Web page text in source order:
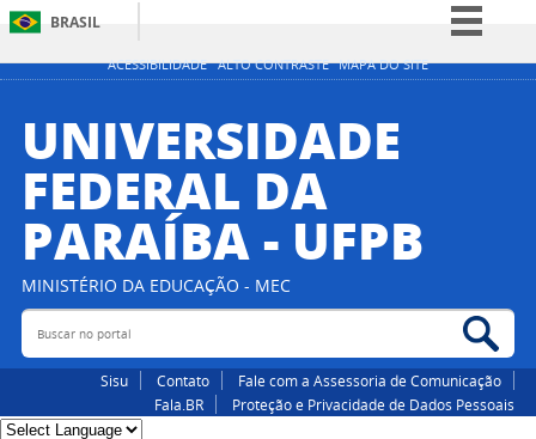
ACESSIBILIDADE ALTO CONTRASTE MAPA DO SITE
BRASIL
Simplifique!
Participe
Acesso à informação
Canais
UNIVERSIDADE
FEDERAL DA
PARAÍBA - UFPB
MINISTÉRIO DA EDUCAÇÃO - MEC
Buscar no portal
Sisu Contato
Fale com a Assessoria de Comunicação
Fala.BR
Proteção e Privacidade de Dados Pessoais